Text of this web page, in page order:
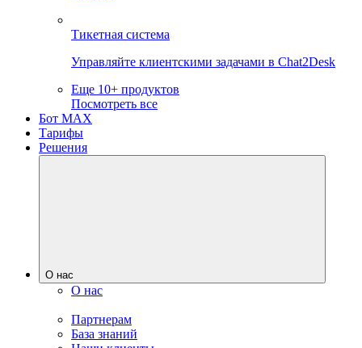
Тикетная система
Управляйте клиентскими задачами в Chat2Desk
Еще 10+ продуктов
Посмотреть все
Бот MAX
Тарифы
Решения
О нас
О нас
Партнерам
База знаний